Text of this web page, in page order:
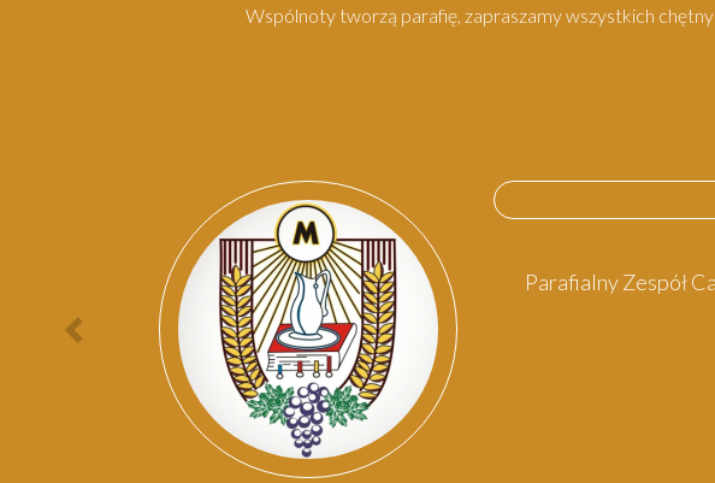
Wspólnoty tworzą parafię, zapraszamy wszystkich
Poprzednia
osoba
Parafialny Zespół